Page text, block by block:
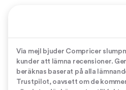
Via mejl bjuder Compricer
kunder att lämna recensioner.
beräknas baserat på alla
Trustpilot, oavsett om de